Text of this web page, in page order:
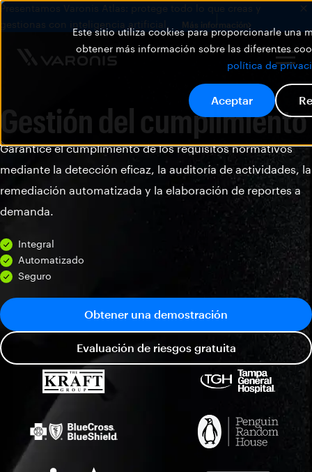
Este sitio utiliza cookies para proporcionarle una
obtener más información sobre las diferentes
política de
Aceptar
Presentamos Varonis Atlas: protege todo lo que creas y
gestionas con inteligencia artificial.
Más información
Gestión del cumplimiento
Garantice el cumplimiento de los requisitos normativos
mediante la detección eficaz, la auditoría de actividades, la
remediación automatizada y la elaboración de reportes a
demanda.
Integral
Automatizado
Seguro
Obtener una demostración
Evaluación de riesgos gratuita